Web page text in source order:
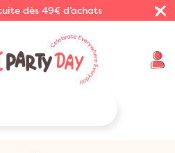
dès 49€ d’achats